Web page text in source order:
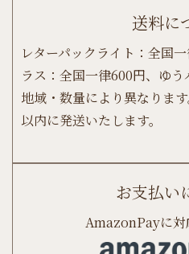
送料に
レターパックライト：全国
ラス：全国一律600円、ゆ
地域・数量により異なりま
以内に発送いたします。
お支払い
AmazonPayに対